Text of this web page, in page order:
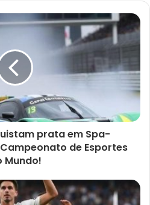
prata em Spa-
de Esportes
Mundo!